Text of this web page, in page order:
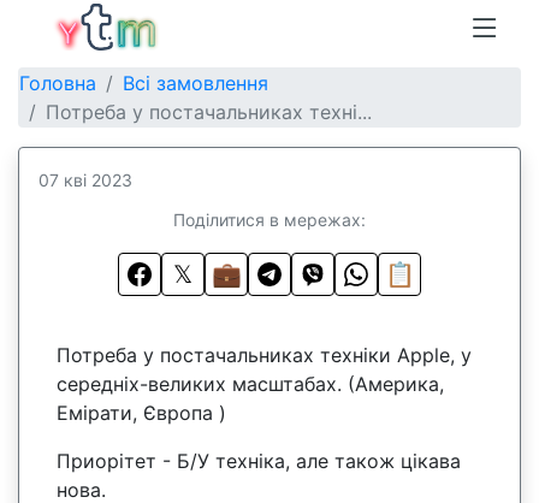
Головна
Всі замовлення
Потреба у постачальниках техні...
07 кві 2023
Поділитися в мережах:
𝕏 💼 📋
Потреба у постачальниках техніки Apple, у
середніх-великих масштабах. (Америка,
Емірати, Європа )
Приорітет - Б/У техніка, але також цікава
нова.